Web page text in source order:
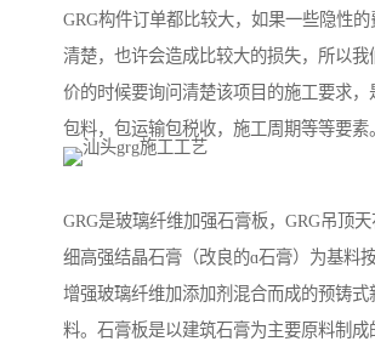
GRG构件订单都比较大，如果一些隐性
清楚，也许会造成比较大的损失，所以我
价的时候要询问清楚该项目的施工要求，
包料，包运输包税收，施工周期等等要素。
GRG是玻璃纤维加强石膏板，GRG吊顶
细高强结晶石膏（改良的ɑ石膏）为基料
增强玻璃纤维加添加剂混合而成的预铸式
料。石膏板是以建筑石膏为主要原料制成